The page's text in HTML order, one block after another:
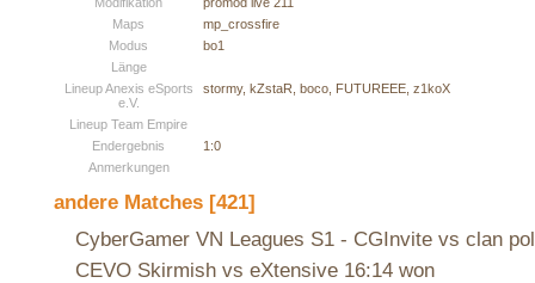
Maps
mp_crossfire
Modus
bo1
Länge
Lineup Anexis eSports
e.V.
stormy, kZstaR, boco, FUTUREEE, z1koX
Lineup Team Empire
Endergebnis
1:0
Anmerkungen
andere Matches [421]
CyberGamer VN Leagues S1 - CGInvite vs clan
CEVO Skirmish vs eXtensive 16:14 won